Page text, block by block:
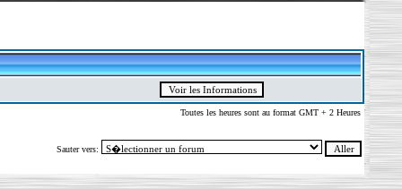
Toutes les heures sont au format GMT + 2 Heures
Sauter vers: